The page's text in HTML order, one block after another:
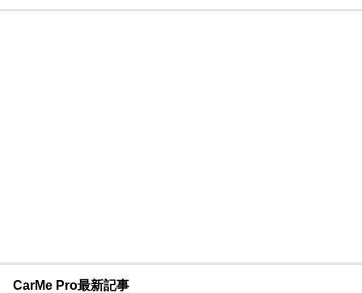
CarMe Pro最新記事